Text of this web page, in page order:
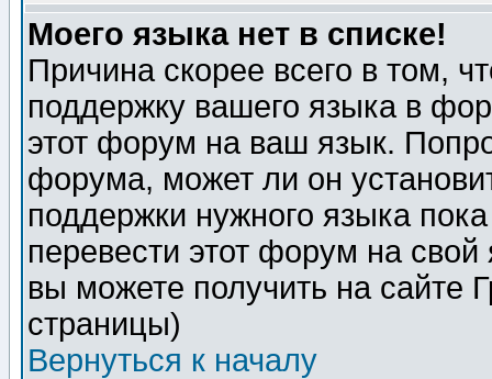
Моего языка нет в списке!
Причина скорее всего в том,
поддержку вашего языка в
этот форум на ваш язык.
форума, может ли он
поддержки нужного языка
перевести этот форум на
вы можете получить на сайте
страницы)
Вернуться к началу